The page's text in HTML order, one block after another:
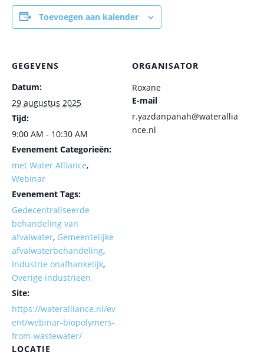
Toevoegen aan kalender
GEGEVENS
Datum:
29 augustus 2025
Tijd:
9:00 AM - 10:30 AM
Evenement Categorieën:
met Water Alliance,
Webinar
Evenement Tags:
Gedecentraliseerde
behandeling van
afvalwater, Gemeentelijke
afvalwaterbehandeling,
Industrie onafhankelijk,
Overige industrieën
Site:
https://wateralliance.nl/ev
ent/webinar-biopolymers-
from-wastewater/
LOCATIE
ORGANISATOR
Roxane
E-mail
r.yazdanpanah@waterallia
nce.nl